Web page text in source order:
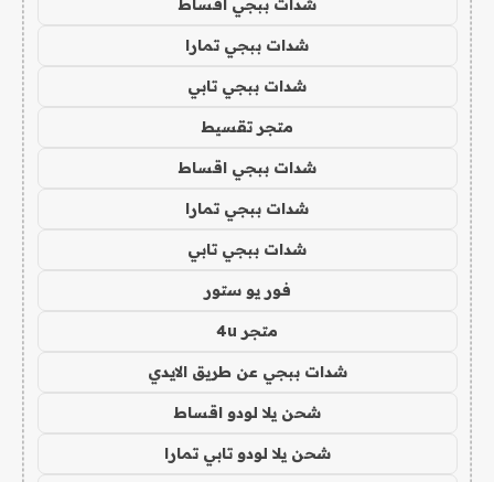
شدات ببجي تمارا
شدات ببجي تابي
متجر تقسيط
شدات ببجي اقساط
شدات ببجي تمارا
شدات ببجي تابي
فور يو ستور
متجر 4u
شدات ببجي عن طريق الايدي
شحن يلا لودو اقساط
شحن يلا لودو تابي تمارا